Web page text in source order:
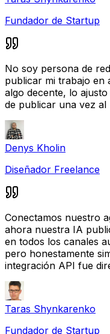
Fundador de Startup
No soy persona de
publicar mi trabajo en
algo decente, lo
de publicar una vez al
Denys Kholin
Diseñador Freelance
Conectamos nuestro
ahora nuestra IA
en todos los canales
pero honestamente
integración API fue
Taras Shynkarenko
Fundador de Startup